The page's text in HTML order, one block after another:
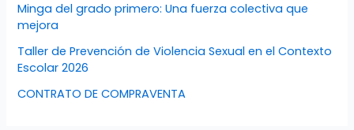
Minga del grado primero: Una fuerza colectiva que
mejora
Taller de Prevención de Violencia Sexual en el Contexto
Escolar 2026
CONTRATO DE COMPRAVENTA